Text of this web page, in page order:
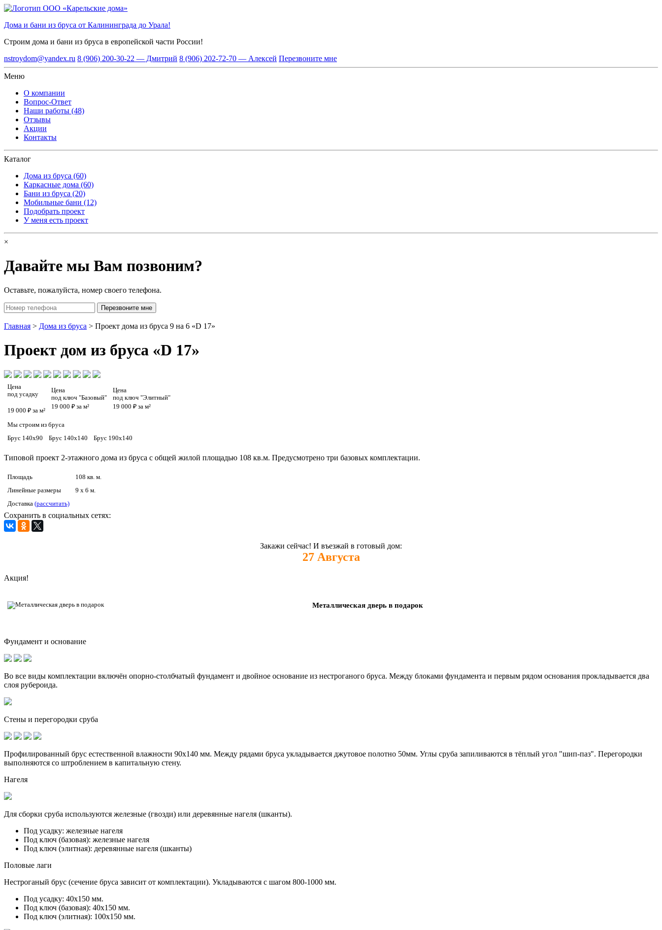
Дома и бани из бруса от Калининграда до Урала!
Строим дома и бани из бруса в европейской части России!
nstroydom@yandex.ru 8 (906) 200-30-22 — Дмитрий 8 (906) 202-72-70 — Алексей Перезвоните мне
Меню
О компании
Вопрос-Ответ
Наши работы (48)
Отзывы
Акции
Контакты
Каталог
Дома из бруса (60)
Каркасные дома (60)
Бани из бруса (20)
Мобильные бани (12)
Подобрать проект
У меня есть проект
×
Давайте мы Вам позвоним?
Оставьте, пожалуйста, номер своего телефона.
Главная > Дома из бруса > Проект дома из бруса 9 на 6 «D 17»
Проект дом из бруса «D 17»
Цена
под усадку
19 000 ₽ за м²
Цена
под ключ "Базовый"
19 000 ₽ за м²
Цена
под ключ "Элитный"
19 000 ₽ за м²
Мы строим из бруса
Брус 140х90
Брус 140х140 Брус 190х140
Типовой проект 2-этажного дома из бруса с общей жилой площадью 108 кв.м. Предусмотрено три базовых комплектации.
Площадь
108 кв. м.
Линейные размеры
9 x 6 м.
Доставка (рассчитать)
Сохранить в социальных сетях:
Закажи сейчас! И въезжай в готовый дом:
27 Августа
Акция!
Металлическая дверь в подарок
Фундамент и основание
Во все виды комплектации включён опорно-столбчатый фундамент и двойное основание из нестроганого бруса. Между блоками фундамента и первым рядом основания прокладывается два
слоя рубероида.
Стены и перегородки сруба
Профилированный брус естественной влажности 90х140 мм. Между рядами бруса укладывается джутовое полотно 50мм. Углы сруба запиливаются в тёплый угол "шип-паз". Перегородки
выполняются со штроблением в капитальную стену.
Нагеля
Для сборки сруба используются железные (гвозди) или деревянные нагеля (шканты).
Под усадку: железные нагеля
Под ключ (базовая): железные нагеля
Под ключ (элитная): деревянные нагеля (шканты)
Половые лаги
Нестроганый брус (сечение бруса зависит от комплектации). Укладываются с шагом 800-1000 мм.
Под усадку: 40х150 мм.
Под ключ (базовая): 40х150 мм.
Под ключ (элитная): 100х150 мм.